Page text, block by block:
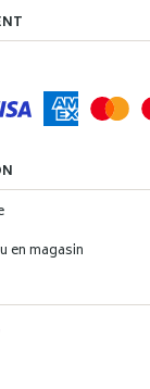
en magasin